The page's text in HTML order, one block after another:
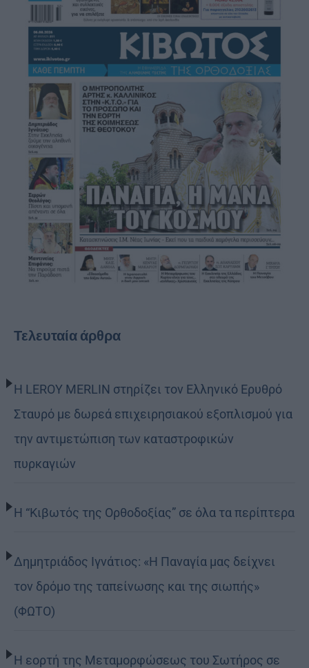
Τελευταία άρθρα
Η LEROY MERLIN στηρίζει τον Ελληνικό Ερυθρό
Σταυρό με δωρεά επιχειρησιακού εξοπλισμού για
την αντιμετώπιση των καταστροφικών
πυρκαγιών
Η “Κιβωτός της Ορθοδοξίας” σε όλα τα περίπτερα
Δημητριάδος Ιγνάτιος: «Η Παναγία μας δείχνει
τον δρόμο της ταπείνωσης και της σιωπής»
(ΦΩΤΟ)
Η εορτή της Μεταμορφώσεως του Σωτήρος σε